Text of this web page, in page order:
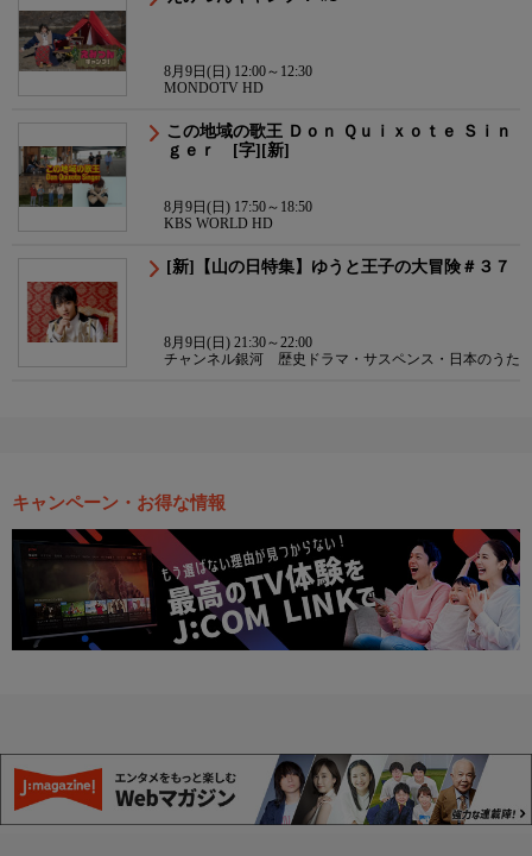
8月9日(日) 12:00～12:30
MONDOTV HD
この地域の歌王 Ｄｏｎ Ｑｕｉｘｏｔｅ Ｓｉｎ
ｇｅｒ [字][新]
8月9日(日) 17:50～18:50
KBS WORLD HD
[新]【山の日特集】ゆうと王子の大冒険＃３７
8月9日(日) 21:30～22:00
チャンネル銀河 歴史ドラマ・サスペンス・日本のうた
キャンペーン・お得な情報